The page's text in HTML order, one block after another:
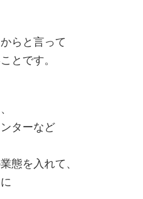
らと言って
とです。
ターなど
態を入れて、